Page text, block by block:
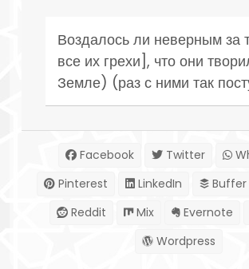
Воздалось ли неверным за
все их грехи], что они
Земле) (раз с ними так
Facebook Twitter
Pinterest
LinkedIn Buffer
Reddit
Mix Evernote
Wordpress